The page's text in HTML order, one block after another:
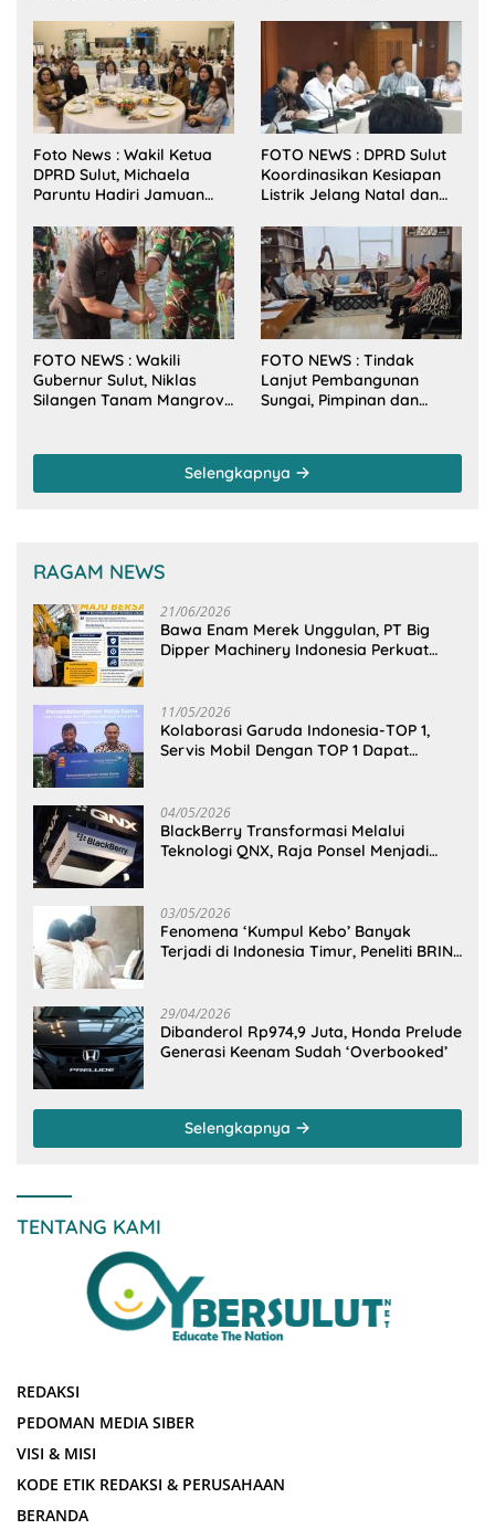
Foto News : Wakil Ketua
DPRD Sulut, Michaela
Paruntu Hadiri Jamuan
Sulut Bersama Wamenkes
RI
FOTO NEWS : DPRD Sulut
Koordinasikan Kesiapan
Listrik Jelang Natal dan
FOTO NEWS : Wakili
Gubernur Sulut, Niklas
Silangen Tanam Mangrove
FOTO NEWS : Tindak
Lanjut Pembangunan
Sungai, Pimpinan dan
Kementerian PU-RI
Selengkapnya
RAGAM NEWS
21/06/2026
Bawa Enam Merek Unggulan, PT Big
Dipper Machinery Indonesia Perkuat
11/05/2026
Kolaborasi Garuda Indonesia-TOP 1,
Servis Mobil Dengan TOP 1 Dapat
04/05/2026
BlackBerry Transformasi Melalui
Teknologi QNX, Raja Ponsel Menjadi
03/05/2026
Fenomena ‘Kumpul Kebo’ Banyak
Terjadi di Indonesia Timur, Peneliti BRIN
29/04/2026
Dibanderol Rp974,9 Juta, Honda Prelude
Generasi Keenam Sudah ‘Overbooked’
Selengkapnya
TENTANG KAMI
REDAKSI
PEDOMAN MEDIA SIBER
VISI & MISI
KODE ETIK REDAKSI & PERUSAHAAN
BERANDA